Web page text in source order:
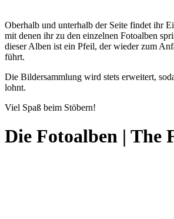
Oberhalb und unterhalb der Seite findet ihr
mit denen ihr zu den einzelnen Fotoalben
dieser Alben ist ein Pfeil, der wieder zum
führt.
Die Bildersammlung wird stets erweitert,
lohnt.
Viel Spaß beim Stöbern!
Die Fotoalben | The